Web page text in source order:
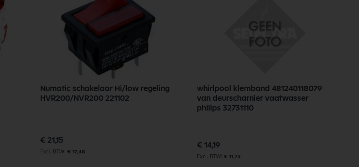
Numatic schakelaar Hi/low regeling
HVR200/NVR200 221102
€ 21,15
€ 17,48
whirlpool klemband 481240118079
van deurscharnier vaatwasser
philips 32731110
€ 14,19
€ 11,73